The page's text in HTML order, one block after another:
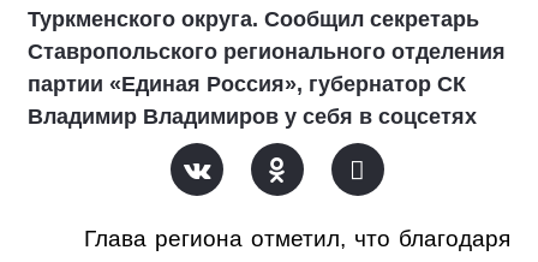
Туркменского округа. Сообщил секретарь
Ставропольского регионального отделения
партии «Единая Россия», губернатор СК
Владимир Владимиров у себя в соцсетях
Глава региона отметил, что благодаря